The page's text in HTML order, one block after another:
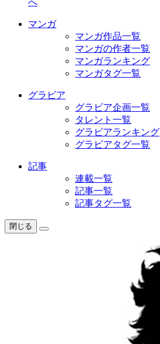
マンガ
マンガ作品一覧
マンガの作者一覧
マンガランキング
マンガタグ一覧
グラビア
グラビア企画一覧
タレント一覧
グラビアランキング
グラビアタグ一覧
記事
連載一覧
記事一覧
記事タグ一覧
閉じる